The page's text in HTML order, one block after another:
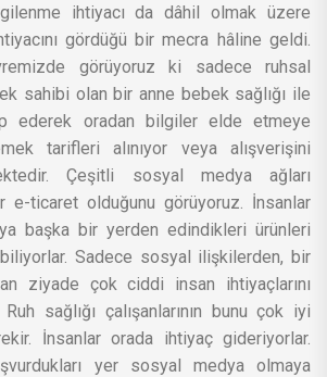
ihtiyacı da dâhil olmak üzere
gördüğü bir mecra hâline geldi.
görüyoruz ki sadece ruhsal
sahibi olan bir anne bebek sağlığı ile
ederek oradan bilgiler elde etmeye
tarifleri alınıyor veya alışverişini
Çeşitli sosyal medya ağları
e-ticaret olduğunu görüyoruz. İnsanlar
başka bir yerden edindikleri ürünleri
Sadece sosyal ilişkilerden, bir
ziyade çok ciddi insan ihtiyaçlarını
sağlığı çalışanlarının bunu çok iyi
İnsanlar orada ihtiyaç gideriyorlar.
yer sosyal medya olmaya